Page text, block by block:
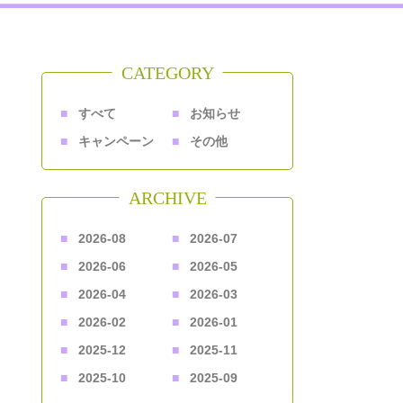
CATEGORY
すべて
お知らせ
キャンペーン
その他
ARCHIVE
2026-08
2026-07
2026-06
2026-05
2026-04
2026-03
2026-02
2026-01
2025-12
2025-11
2025-10
2025-09